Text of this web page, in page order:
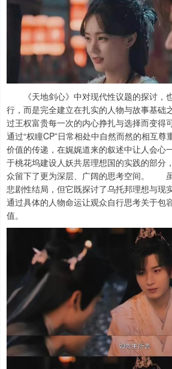
《天地剑心》中对现代性议题的探讨，
行，而是完全建立在扎实的人物与故事基础
过王权富贵每一次的内心挣扎与选择而变得
通过“权瞳CP”日常相处中自然而然的相互尊
价值的传递，在娓娓道来的叙述中让人会
于桃花坞建设人妖共居理想国的实践的部分
众留下了更为深层、广阔的思考空间。
悲剧性结局，但它既探讨了乌托邦理想与现
通过具体的人物命运让观众自行思考关于包
值。
上证综指 3940.04